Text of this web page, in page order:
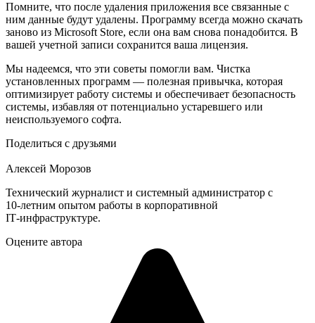
Помните, что после удаления приложения все связанные с
ним данные будут удалены. Программу всегда можно скачать
заново из Microsoft Store, если она вам снова понадобится. В
вашей учетной записи сохранится ваша лицензия.
Мы надеемся, что эти советы помогли вам. Чистка
установленных программ — полезная привычка, которая
оптимизирует работу системы и обеспечивает безопасность
системы, избавляя от потенциально устаревшего или
неиспользуемого софта.
Поделиться с друзьями
Алексей Морозов
Технический журналист и системный администратор с
10‑летним опытом работы в корпоративной
IT‑инфраструктуре.
Оцените автора